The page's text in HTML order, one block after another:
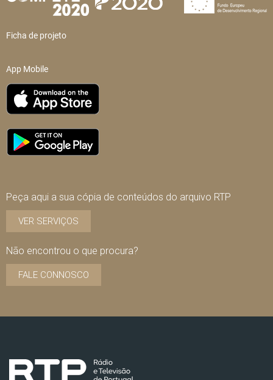
Ficha de projeto
App Mobile
Peça aqui a sua cópia de conteúdos do arquivo RTP
VER SERVIÇOS
Não encontrou o que procura?
FALE CONNOSCO